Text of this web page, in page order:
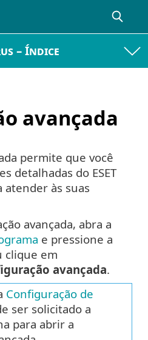
– Índice
avançada
permite que você
detalhadas do ESET
atender às suas
avançada, abra a
e pressione a
clique em
avançada.
Configuração de
ser solicitado a
para abrir a